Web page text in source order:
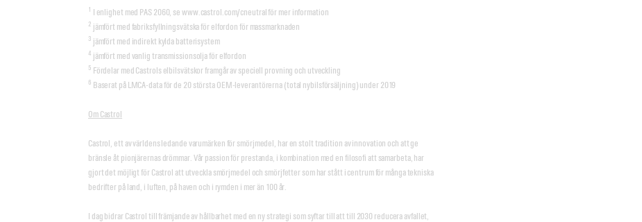
1 I enlighet med PAS 2060, se www.castrol.com/cneutral för mer information
2 jämfört med fabriksfyllningsvätska för elfordon för massmarknaden
3 jämfört med indirekt kylda batterisystem
4 jämfört med vanlig transmissionsolja för elfordon
5 Fördelar med Castrols elbilsvätskor framgår av speciell provning och utveckling
6 Baserat på LMCA-data för de 20 största OEM-leverantörerna (total nybilsförsäljning) under 2019
Om Castrol
Castrol, ett av världens ledande varumärken för smörjmedel, har en stolt tradition av innovation och att ge
bränsle åt pionjärernas drömmar. Vår passion för prestanda, i kombination med en filosofi att samarbeta, har
gjort det möjligt för Castrol att utveckla smörjmedel och smörjfetter som har stått i centrum för många tekniska
bedrifter på land, i luften, på haven och i rymden i mer än 100 år.
I dag bidrar Castrol till främjande av hållbarhet med en ny strategi som syftar till att till 2030 reducera avfallet,